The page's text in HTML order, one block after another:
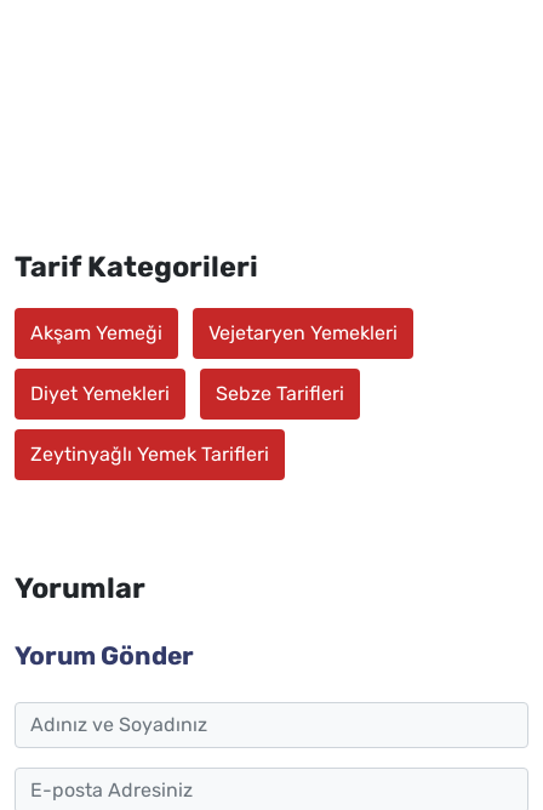
Tarif Kategorileri
Akşam Yemeği Vejetaryen Yemekleri
Diyet Yemekleri Sebze Tarifleri
Zeytinyağlı Yemek Tarifleri
Yorumlar
Yorum Gönder